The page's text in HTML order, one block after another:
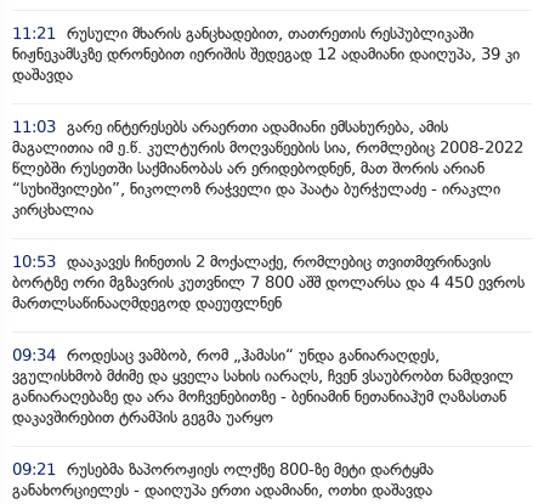
11:21 რუსული მხარის განცხადებით, თათრეთის რესპუბლიკაში
ნიჟნეკამსკზე დრონებით იერიშის შედეგად 12 ადამიანი დაიღუპა, 39 კი
დაშავდა
11:03 გარე ინტერესებს არაერთი ადამიანი ემსახურება, ამის
მაგალითია იმ ე.წ. კულტურის მოღვაწეების სია, რომლებიც 2008-2022
წლებში რუსეთში საქმიანობას არ ერიდებოდნენ, მათ შორის არიან
“სუხიშვილები”, ნიკოლოზ რაჭველი და პაატა ბურჭულაძე - ირაკლი
კირცხალია
10:53 დააკავეს ჩინეთის 2 მოქალაქე, რომლებიც თვითმფრინავის
ბორტზე ორი მგზავრის კუთვნილ 7 800 აშშ დოლარსა და 4 450 ევროს
მართლსაწინააღმდეგოდ დაეუფლნენ
09:34 როდესაც ვამბობ, რომ „ჰამასი“ უნდა განიარაღდეს,
ვგულისხმობ მძიმე და ყველა სახის იარაღს, ჩვენ ვსაუბრობთ ნამდვილ
განიარაღებაზე და არა მოჩვენებითზე - ბენიამინ ნეთანიაჰუმ ღაზასთან
დაკავშირებით ტრამპის გეგმა უარყო
09:21 რუსებმა ზაპოროჟიეს ოლქზე 800-ზე მეტი დარტყმა
განახორციელეს - დაიღუპა ერთი ადამიანი, ოთხი დაშავდა